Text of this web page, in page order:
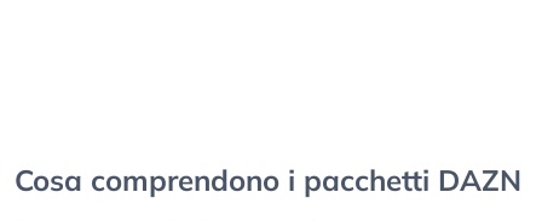
Cosa comprendono i pacchetti DAZN